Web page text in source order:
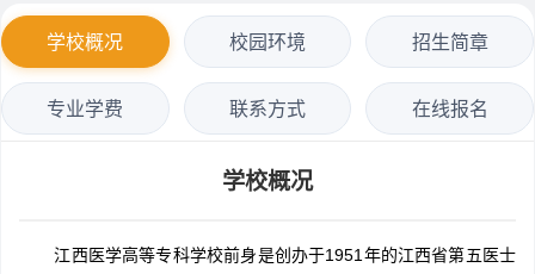
学校概况 校园环境 招生简章
专业学费 联系方式 在线报名
学校概况
江西医学高等专科学校前身是创办于1951年的江西省第五医士